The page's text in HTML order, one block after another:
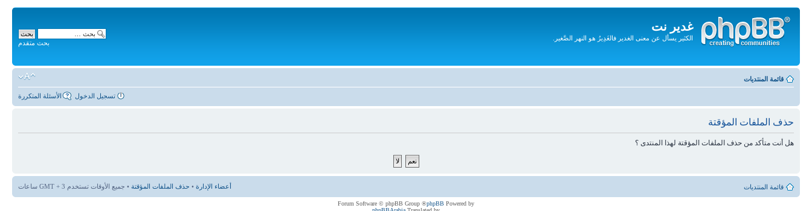
غدير نت
الكثير يسأل عن معنى الغدير فالغَدِيرُ هو النهر الصَّغير.
المحتويات
بحث متقدم
قائمة المنتديات
الأسئلة المتكررة تسجيل الدخول
حذف الملفات المؤقتة
هل أنت متأكد من حذف الملفات المؤقتة لهذا المنتدى ؟
قائمة المنتديات أعضاء الإدارة • حذف الملفات المؤقتة • جميع الأوقات تستخدم GMT + 3 ساعات
Powered by
phpBB
® Forum Software © phpBB Group